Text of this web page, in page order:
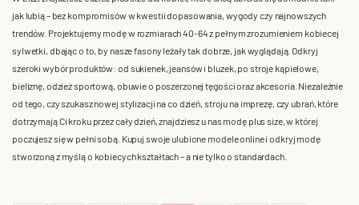
jak lubią – bez kompromisów w kwestii dopasowania, wygody czy najnowszych
trendów. Projektujemy modę w rozmiarach 40-64 z pełnym zrozumieniem kobiecej
sylwetki, dbając o to, by nasze fasony leżały tak dobrze, jak wyglądają. Odkryj
szeroki wybór produktów: od sukienek, jeansów i bluzek, po stroje kąpielowe,
bieliznę, odzież sportową, obuwie o poszerzonej tęgości oraz akcesoria. Niezależnie
od tego, czy szukasz nowej stylizacji na co dzień, stroju na imprezę, czy ubrań, które
dotrzymają Ci kroku przez cały dzień, znajdziesz u nas modę plus size, w której
poczujesz się w pełni sobą. Kupuj swoje ulubione modele online i odkryj modę
stworzoną z myślą o kobiecych kształtach – a nie tylko o standardach.